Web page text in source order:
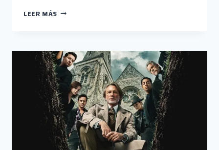
LEER MÁS “AVATAR
PERDIDO
EL
TOQUE
DE
CAMERON